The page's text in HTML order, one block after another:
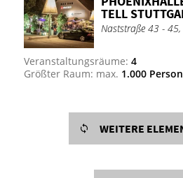
TELL
Naststraße 43 -
Veranstaltungsräume: 4
Größter Raum: max. 1.000
WEITERE